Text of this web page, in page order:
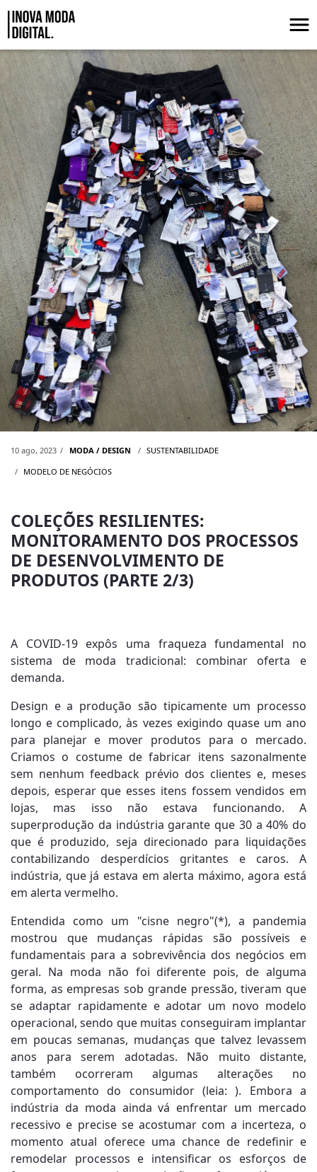
Pular para o Conteúdo principal
COLEÇÕES RESILIENTES:
10 ago, 2023 MODA / DESIGN
SUSTENTABILIDADE
MODELO DE NEGÓCIOS
COLEÇÕES RESILIENTES:
MONITORAMENTO DOS PROCESSOS
DE DESENVOLVIMENTO DE
PRODUTOS (PARTE 2/3)
A COVID-19 expôs uma fraqueza fundamental no
sistema de moda tradicional: combinar oferta e
demanda.
Design e a produção são tipicamente um processo
longo e complicado, às vezes exigindo quase um ano
para planejar e mover produtos para o mercado.
Criamos o costume de fabricar itens sazonalmente
sem nenhum feedback prévio dos clientes e, meses
depois, esperar que esses itens fossem vendidos em
lojas, mas isso não estava funcionando. A
superprodução da indústria garante que 30 a 40% do
que é produzido, seja direcionado para liquidações
contabilizando desperdícios gritantes e caros. A
indústria, que já estava em alerta máximo, agora está
em alerta vermelho.
Entendida como um "cisne negro"(*), a pandemia
mostrou que mudanças rápidas são possíveis e
fundamentais para a sobrevivência dos negócios em
geral. Na moda não foi diferente pois, de alguma
forma, as empresas sob grande pressão, tiveram que
se adaptar rapidamente e adotar um novo modelo
operacional, sendo que muitas conseguiram implantar
em poucas semanas, mudanças que talvez levassem
anos para serem adotadas. Não muito distante,
também ocorreram algumas alterações no
comportamento do consumidor (leia: ). Embora a
indústria da moda ainda vá enfrentar um mercado
recessivo e precise se acostumar com a incerteza, o
momento atual oferece uma chance de redefinir e
remodelar processos e intensificar os esforços de